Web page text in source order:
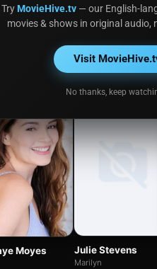
Moyes Julie Stevens
Marilyn
TryMovieHive.tv — our English-
movies & shows in original audio,
Visit
No thanks, keep